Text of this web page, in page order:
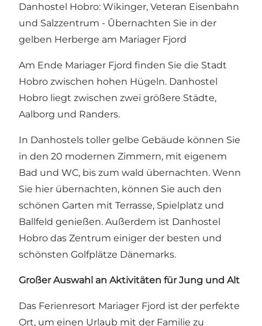
Danhostel Hobro: Wikinger, Veteran Eisenbahn
und Salzzentrum - Ûbernachten Sie in der
gelben Herberge am Mariager Fjord
Am Ende Mariager Fjord finden Sie die Stadt
Hobro zwischen hohen Hügeln. Danhostel
Hobro liegt zwischen zwei größere Städte,
Aalborg und Randers.
In Danhostels toller gelbe Gebäude können Sie
in den 20 modernen Zimmern, mit eigenem
Bad und WC, bis zum wald übernachten. Wenn
Sie hier übernachten, können Sie auch den
schönen Garten mit Terrasse, Spielplatz und
Ballfeld genießen. Außerdem ist Danhostel
Hobro das Zentrum einiger der besten und
schönsten Golfplätze Dänemarks.
Großer Auswahl an Aktivitäten für Jung und Alt
Das Ferienresort Mariager Fjord ist der perfekte
Ort, um einen Urlaub mit der Familie zu